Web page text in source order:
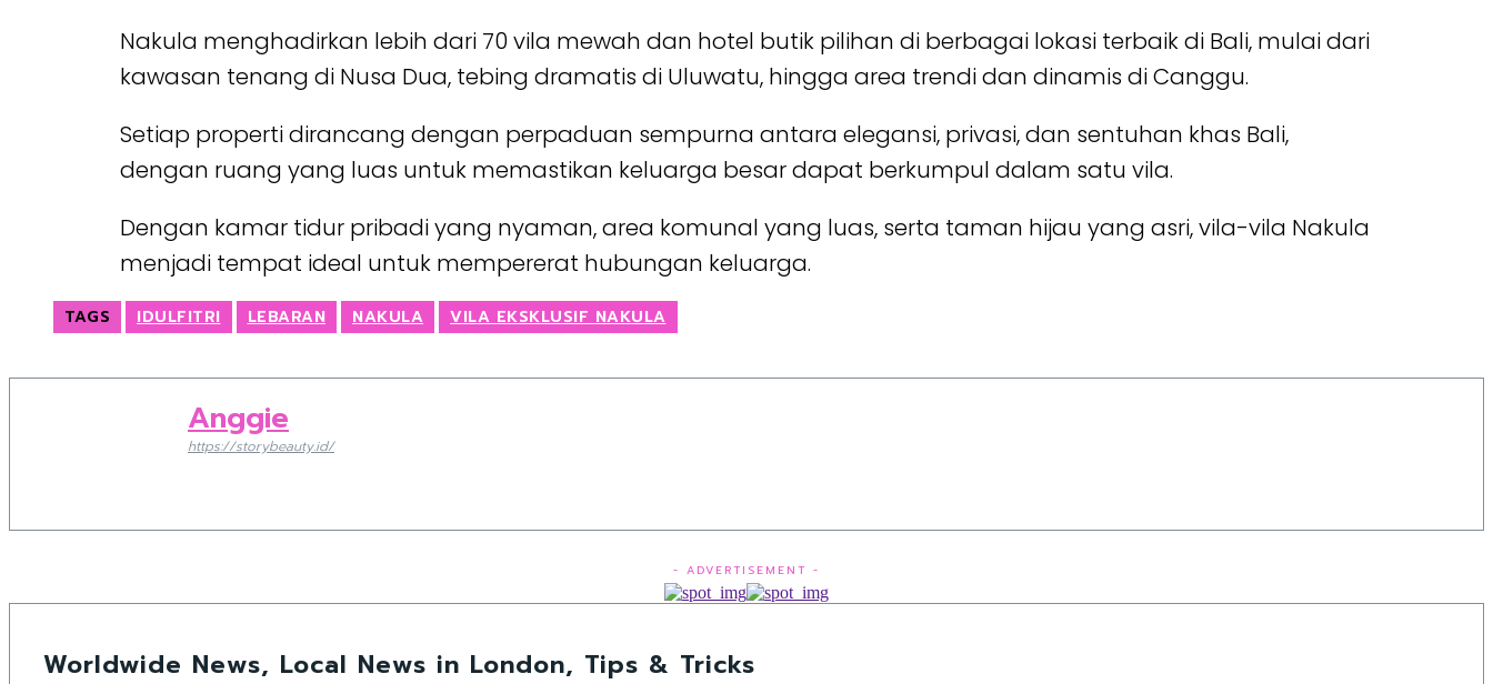
Nakula menghadirkan lebih dari 70 vila mewah dan hotel butik pilihan di berbagai lokasi terbaik di Bali, mulai dari
kawasan tenang di Nusa Dua, tebing dramatis di Uluwatu, hingga area trendi dan dinamis di Canggu.
Setiap properti dirancang dengan perpaduan sempurna antara elegansi, privasi, dan sentuhan khas Bali,
dengan ruang yang luas untuk memastikan keluarga besar dapat berkumpul dalam satu vila.
Dengan kamar tidur pribadi yang nyaman, area komunal yang luas, serta taman hijau yang asri, vila-vila Nakula
menjadi tempat ideal untuk mempererat hubungan keluarga.
TAGS IDULFITRI LEBARAN NAKULA VILA EKSKLUSIF NAKULA
Anggie
https://storybeauty.id/
- ADVERTISEMENT -
Worldwide News, Local News in London, Tips & Tricks